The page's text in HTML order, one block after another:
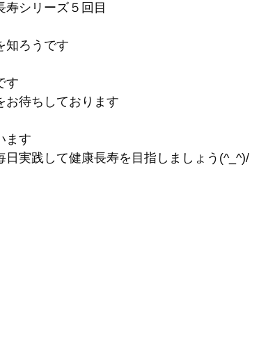
シリーズ５回目
知ろうです
す
お待ちしております
ます
日実践して健康長寿を目指しましょう(^_^)/